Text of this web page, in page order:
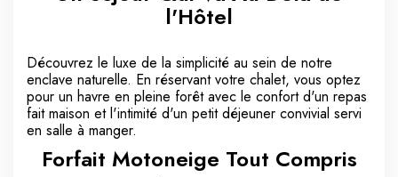
l'Hôtel
Découvrez le luxe de la simplicité au sein de notre
enclave naturelle. En réservant votre chalet, vous optez
pour un havre en pleine forêt avec le confort d'un repas
fait maison et l'intimité d'un petit déjeuner convivial servi
en salle à manger.
Forfait Motoneige Tout Compris